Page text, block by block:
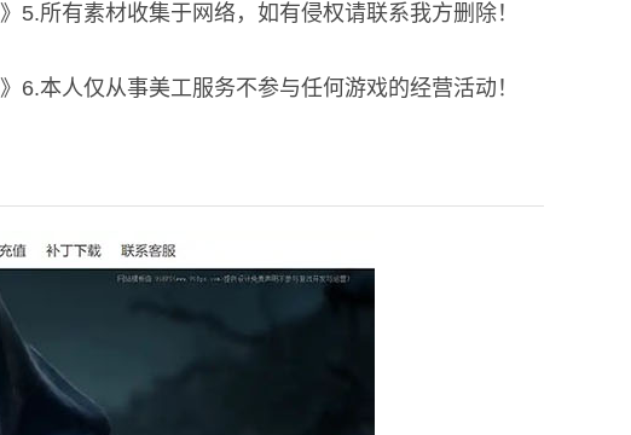
》5.所有素材收集于网络，如有侵权请联系我方删除！
》6.本人仅从事美工服务不参与任何游戏的经营活动！